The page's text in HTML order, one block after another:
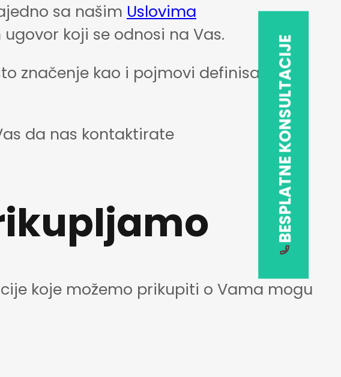
sa našim Uslovima
koji se odnosi na Vas.
značenje kao i pojmovi definisani u
da nas kontaktirate
koje možemo prikupiti o Vama mogu
BESPLATNE KONSULTACIJE